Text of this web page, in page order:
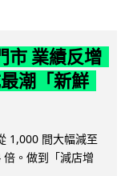
市 業績反增
潮「新鮮
1,000 間大幅減至
。做到「減店增